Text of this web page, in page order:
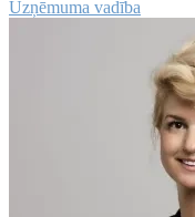
Uzņēmuma vadība